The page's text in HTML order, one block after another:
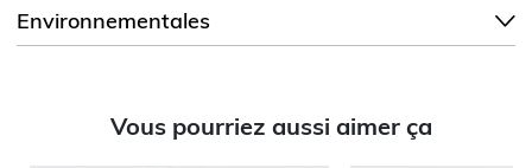
Environnementales
Vous pourriez aussi aimer ça